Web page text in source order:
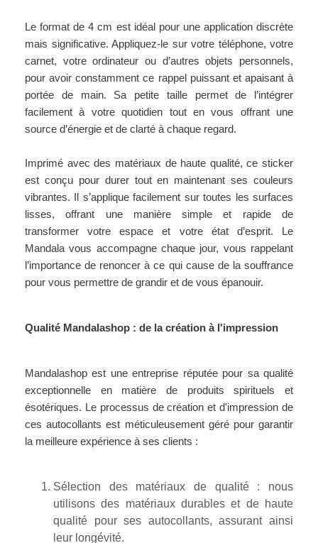
Le format de 4 cm est idéal pour une application discrète
mais significative. Appliquez-le sur votre téléphone, votre
carnet, votre ordinateur ou d’autres objets personnels,
pour avoir constamment ce rappel puissant et apaisant à
portée de main. Sa petite taille permet de l’intégrer
facilement à votre quotidien tout en vous offrant une
source d’énergie et de clarté à chaque regard.
Imprimé avec des matériaux de haute qualité, ce sticker
est conçu pour durer tout en maintenant ses couleurs
vibrantes. Il s’applique facilement sur toutes les surfaces
lisses, offrant une manière simple et rapide de
transformer votre espace et votre état d’esprit. Le
Mandala vous accompagne chaque jour, vous rappelant
l’importance de renoncer à ce qui cause de la souffrance
pour vous permettre de grandir et de vous épanouir.
Qualité Mandalashop : de la création à l'impression
Mandalashop est une entreprise réputée pour sa qualité
exceptionnelle en matière de produits spirituels et
ésotériques. Le processus de création et d'impression de
ces autocollants est méticuleusement géré pour garantir
la meilleure expérience à ses clients :
Sélection des matériaux de qualité : nous
utilisons des matériaux durables et de haute
qualité pour ses autocollants, assurant ainsi
leur longévité.